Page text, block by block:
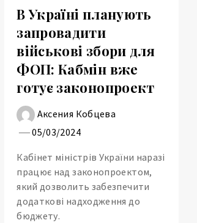
В Україні планують
запровадити
військові збори для
ФОП: Кабмін вже
готує законопроект
Аксения Кобцева
05/03/2024
Кабінет міністрів України наразі
працює над законопроектом,
який дозволить забезпечити
додаткові надходження до
бюджету.